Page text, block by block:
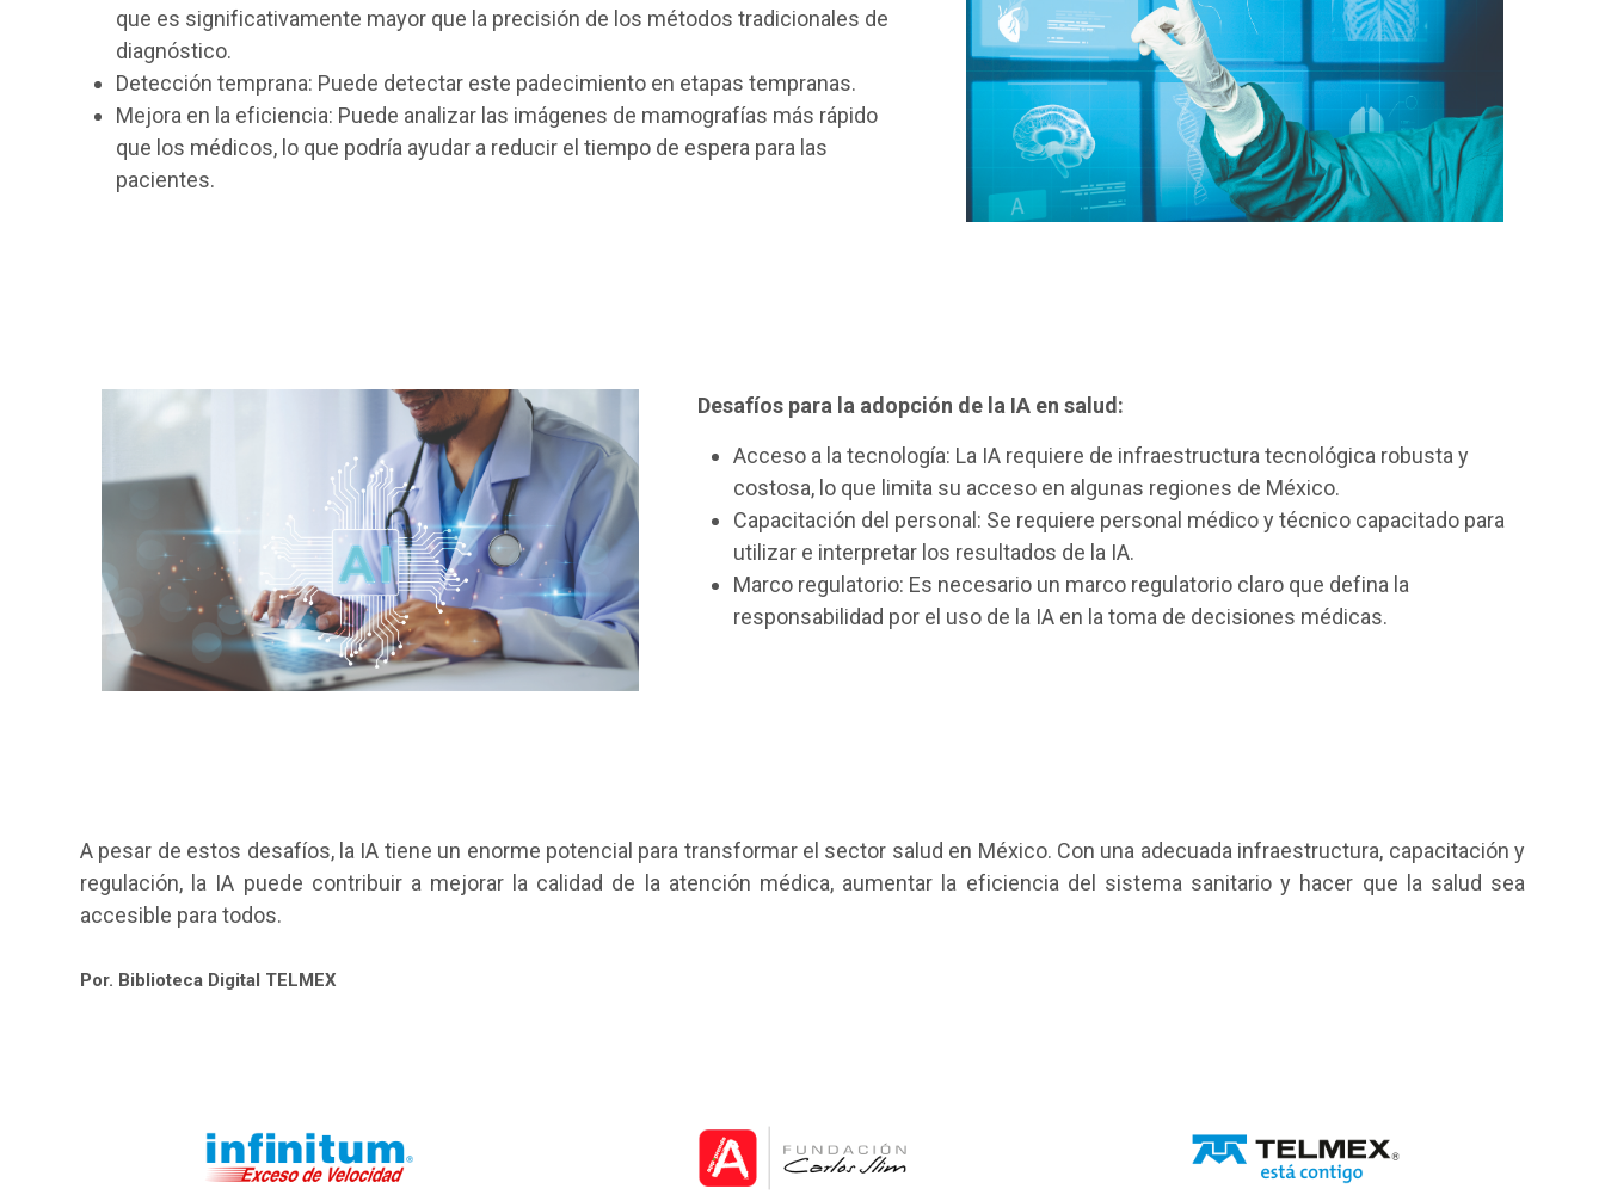
que es significativamente mayor que la precisión de los métodos tradicionales de
diagnóstico.
Detección temprana: Puede detectar este padecimiento en etapas tempranas.
Mejora en la eficiencia: Puede analizar las imágenes de mamografías más rápido
que los médicos, lo que podría ayudar a reducir el tiempo de espera para las
pacientes.
Desafíos para la adopción de la IA en salud:
Acceso a la tecnología: La IA requiere de infraestructura tecnológica robusta y
costosa, lo que limita su acceso en algunas regiones de México.
Capacitación del personal: Se requiere personal médico y técnico capacitado para
utilizar e interpretar los resultados de la IA.
Marco regulatorio: Es necesario un marco regulatorio claro que defina la
responsabilidad por el uso de la IA en la toma de decisiones médicas.
A pesar de estos desafíos, la IA tiene un enorme potencial para transformar el sector salud en México. Con una adecuada infraestructura, capacitación y
regulación, la IA puede contribuir a mejorar la calidad de la atención médica, aumentar la eficiencia del sistema sanitario y hacer que la salud sea
accesible para todos.
Por. Biblioteca Digital TELMEX